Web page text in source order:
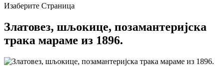
Изаберите Страница
Златовез, шљокице, позамантеријска
трака мараме из 1896.